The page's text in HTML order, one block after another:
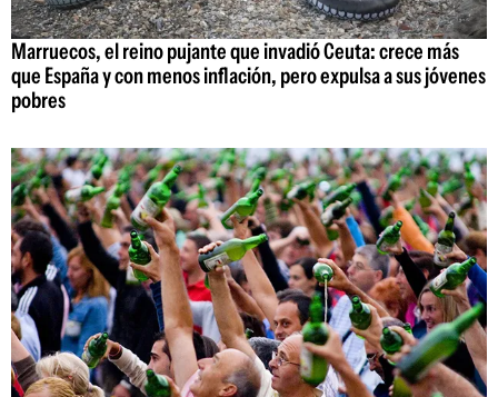
Marruecos, el reino pujante que invadió Ceuta: crece más
que España y con menos inflación, pero expulsa a sus jóvenes
pobres